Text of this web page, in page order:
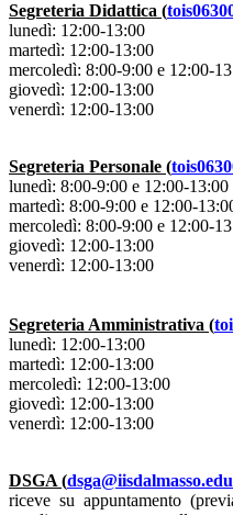
Segreteria Didattica (
lunedì: 12:00-13:00
martedì: 12:00-13:00
mercoledì: 8:00-9:00 e 12:00-
giovedì: 12:00-13:00
venerdì: 12:00-13:00
Segreteria Personale (
lunedì: 8:00-9:00 e 12:00-13:00
martedì: 8:00-9:00 e 12:00-
mercoledì: 8:00-9:00 e 12:00-
giovedì: 12:00-13:00
venerdì: 12:00-13:00
Segreteria Amministrativa (
lunedì: 12:00-13:00
martedì: 12:00-13:00
mercoledì: 12:00-13:00
giovedì: 12:00-13:00
venerdì: 12:00-13:00
DSGA (
riceve su appuntamento